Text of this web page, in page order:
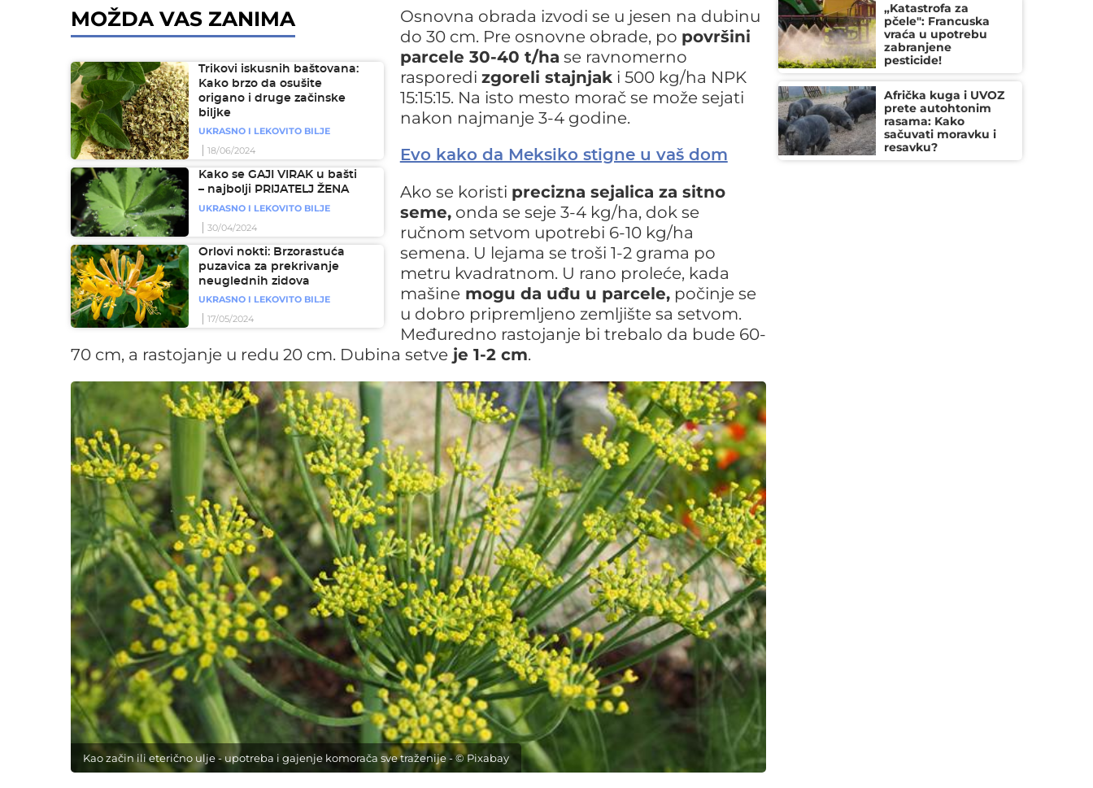
MOŽDA VAS ZANIMA
Trikovi iskusnih baštovana:
Kako brzo da osušite
origano i druge začinske
biljke
UKRASNO I LEKOVITO BILJE
18/06/2024
Kako se GAJI VIRAK u bašti
– najbolji PRIJATELJ ŽENA
UKRASNO I LEKOVITO BILJE
30/04/2024
Orlovi nokti: Brzorastuća
puzavica za prekrivanje
neuglednih zidova
UKRASNO I LEKOVITO BILJE
17/05/2024
Osnovna obrada izvodi se u jesen na dubinu
do 30 cm. Pre osnovne obrade, po površini
parcele 30-40 t/ha se ravnomerno
rasporedi zgoreli stajnjaki 500 kg/ha NPK
15:15:15. Na isto mesto morač se može sejati
nakon najmanje 3-4 godine.
Evo kako da Meksiko stigne u vaš dom
Ako se koristi precizna sejalica za sitno
seme,onda se seje 3-4 kg/ha, dok se
ručnom setvom upotrebi 6-10 kg/ha
semena. U lejama se troši 1-2 grama po
metru kvadratnom. U rano proleće, kada
mašinemogu da uđu u parcele,počinje se
u dobro pripremljeno zemljište sa setvom.
Međuredno rastojanje bi trebalo da bude 60-
70 cm, a rastojanje u redu 20 cm. Dubina setve je 1-2 cm.
Kao začin ili eterično ulje - upotreba i gajenje komorača sve traženije - © Pixabay
„Katastrofa za
pčele": Francuska
vraća u upotrebu
zabranjene
pesticide!
Afrička kuga i UVOZ
prete autohtonim
rasama: Kako
sačuvati moravku i
resavku?